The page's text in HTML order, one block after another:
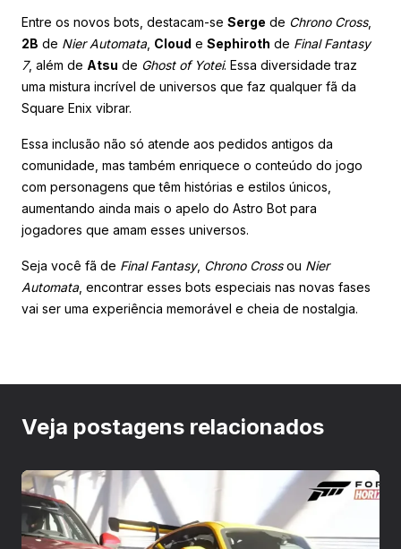
Entre os novos bots, destacam-se Serge de Chrono Cross,
2B de Nier Automata, Cloud e Sephiroth de Final Fantasy
7, além de Atsu de Ghost of Yotei. Essa diversidade traz
uma mistura incrível de universos que faz qualquer fã da
Square Enix vibrar.
Essa inclusão não só atende aos pedidos antigos da
comunidade, mas também enriquece o conteúdo do jogo
com personagens que têm histórias e estilos únicos,
aumentando ainda mais o apelo do Astro Bot para
jogadores que amam esses universos.
Seja você fã de Final Fantasy, Chrono Crossou Nier
Automata, encontrar esses bots especiais nas novas fases
vai ser uma experiência memorável e cheia de nostalgia.
Veja postagens relacionados